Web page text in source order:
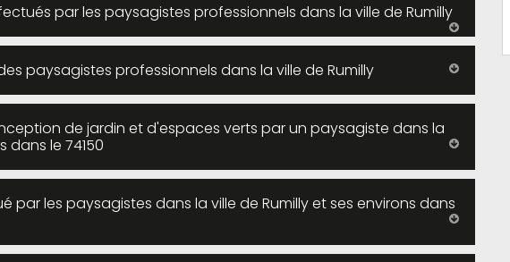
par les paysagistes professionnels dans la ville de Rumilly
paysagistes professionnels dans la ville de Rumilly
de jardin et d'espaces verts par un paysagiste dans la
dans le 74150
par les paysagistes dans la ville de Rumilly et ses environs dans